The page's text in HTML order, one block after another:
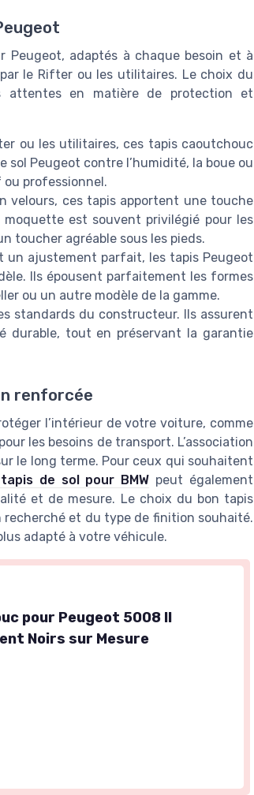
adaptés à chaque besoin et à
le Rifter ou les utilitaires. Le choix du
attentes en matière de protection et
ou les utilitaires, ces tapis caoutchouc
Peugeot contre l’humidité, la boue ou
professionnel.
velours, ces tapis apportent une touche
est souvent privilégié pour les
toucher agréable sous les pieds.
un ajustement parfait, les tapis Peugeot
Ils épousent parfaitement les formes
ou un autre modèle de la gamme.
standards du constructeur. Ils assurent
durable, tout en préservant la garantie
renforcée
l’intérieur de votre voiture, comme
les besoins de transport. L’association
le long terme. Pour ceux qui souhaitent
de sol pour BMW peut également
et de mesure. Le choix du bon tapis
et du type de finition souhaité.
adapté à votre véhicule.
pour Peugeot 5008 II
Noirs sur Mesure